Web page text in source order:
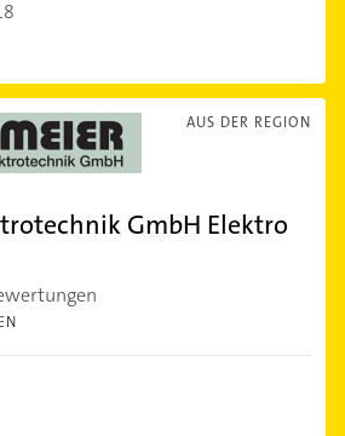
AUS DER REGION
GmbH Elektro